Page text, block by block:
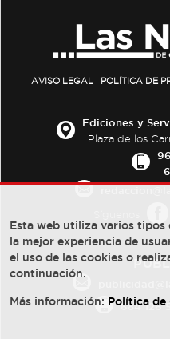
AVISO LEGAL POLÍTICA DE
Ediciones y
Plaza de los
684 126
Esta web utiliza varios
la mejor experiencia de
el uso de las cookies o
continuación.
Más información: Política de